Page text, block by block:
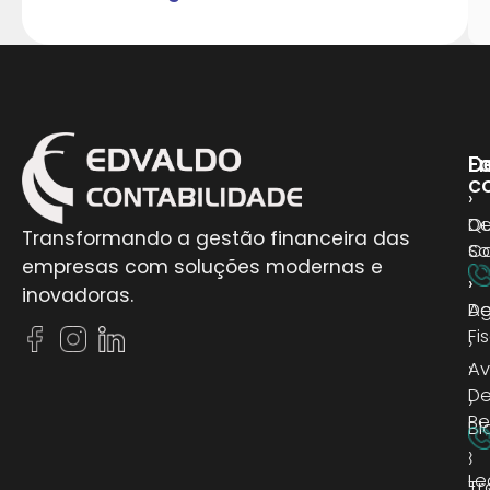
Transformando a gestão financeira das
empresas com soluções modernas e
inovadoras.
›
›
›
›
›
›
›
›
›